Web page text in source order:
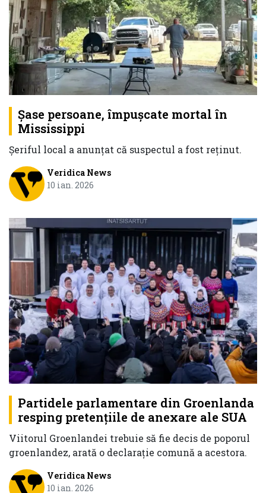
Șase persoane, împușcate mortal în
Mississippi
Șeriful local a anunțat că suspectul a fost reținut.
Veridica News
10 ian. 2026
Partidele parlamentare din Groenlanda
resping pretențiile de anexare ale SUA
Viitorul Groenlandei trebuie să fie decis de poporul
groenlandez, arată o declarație comună a acestora.
Veridica News
10 ian. 2026